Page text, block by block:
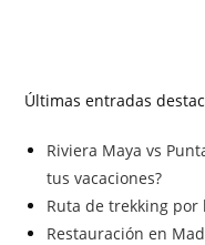
Últimas entradas
Riviera Maya vs
tus vacaciones?
Ruta de trekking por
Restauración en